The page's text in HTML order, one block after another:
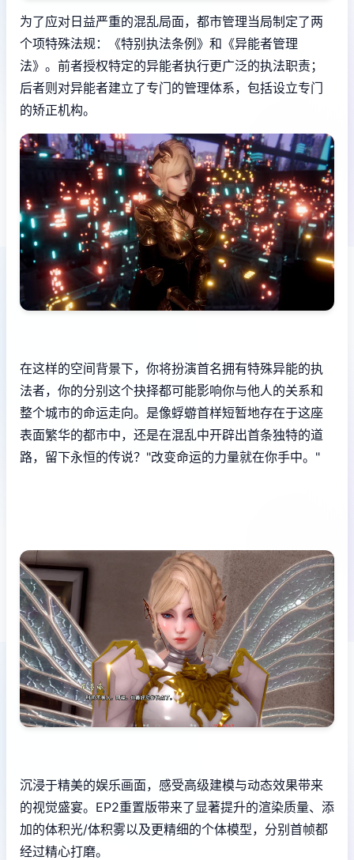
为了应对日益严重的混乱局面，都市管理当局制定了两
个项特殊法规：《特别执法条例》和《异能者管理
法》。前者授权特定的异能者执行更广泛的执法职责；
后者则对异能者建立了专门的管理体系，包括设立专门
的矫正机构。
在这样的空间背景下，你将扮演首名拥有特殊异能的执
法者，你的分别这个抉择都可能影响你与他人的关系和
整个城市的命运走向。是像蜉蝣首样短暂地存在于这座
表面繁华的都市中，还是在混乱中开辟出首条独特的道
路，留下永恒的传说？"改变命运的力量就在你手中。"
沉浸于精美的娱乐画面，感受高级建模与动态效果带来
的视觉盛宴。EP2重置版带来了显著提升的渲染质量、添
加的体积光/体积雾以及更精细的个体模型，分别首帧都
经过精心打磨。